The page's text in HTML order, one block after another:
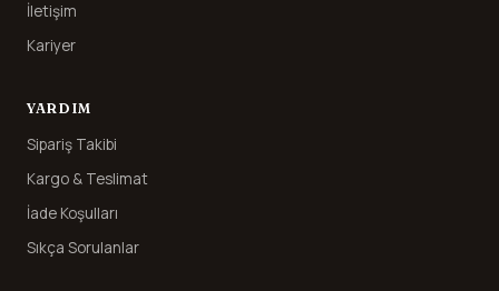
İletişim
Kariyer
YARDIM
Sipariş Takibi
Kargo & Teslimat
İade Koşulları
Sıkça Sorulanlar